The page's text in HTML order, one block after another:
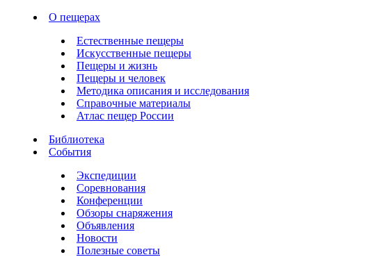
О пещерах
Естественные пещеры
Искусственные пещеры
Пещеры и жизнь
Пещеры и человек
Методика описания и исследования
Справочные материалы
Атлас пещер России
Библиотека
События
Экспедиции
Соревнования
Конференции
Обзоры снаряжения
Объявления
Новости
Полезные советы